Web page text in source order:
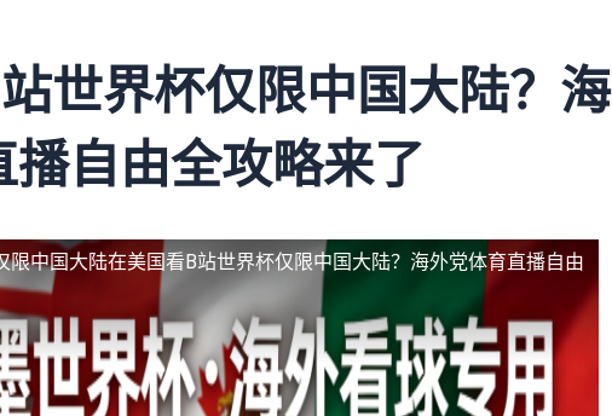
世界杯仅限中国大陆？海
播自由全攻略来了
限中国大陆在美国看B站世界杯仅限中国大陆？海外党体育直播自由